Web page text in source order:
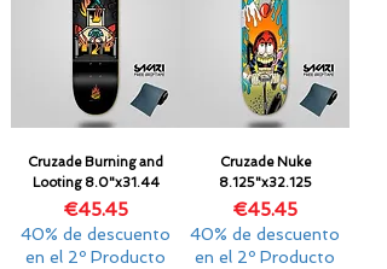
Cruzade Burning and
Looting 8.0"x31.44
Price
€45.45
40% de descuento
en el 2º Producto
Cruzade Nuke
8.125"x32.125
Price
€45.45
40% de descuento
en el 2º Producto